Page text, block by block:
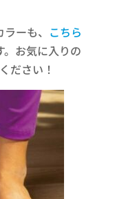
ーも、 こちら
お気に入りの
ださい！